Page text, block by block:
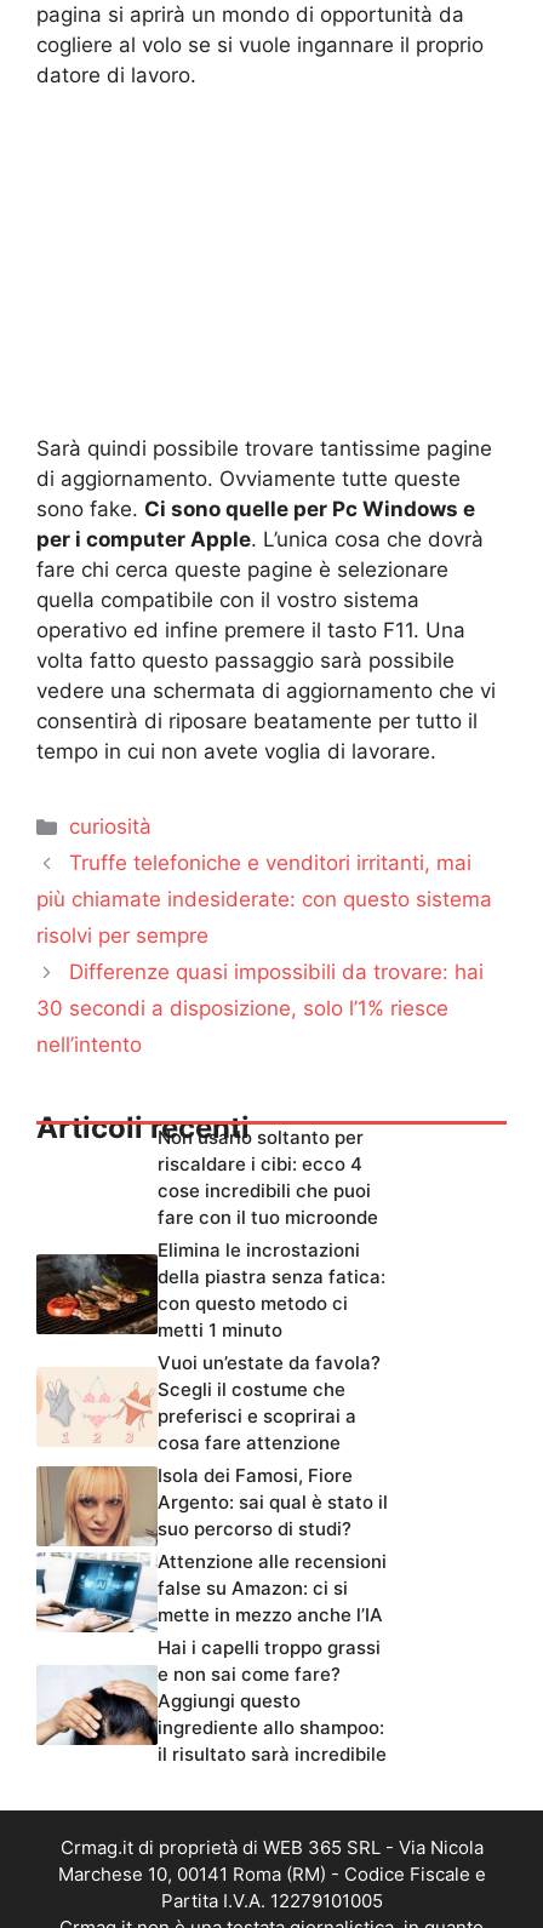
pagina si aprirà un mondo di opportunità da
cogliere al volo se si vuole ingannare il proprio
datore di lavoro.
Sarà quindi possibile trovare tantissime pagine
di aggiornamento. Ovviamente tutte queste
sono fake. Ci sono quelle per Pc Windows e
per i computer Apple. L’unica cosa che dovrà
fare chi cerca queste pagine è selezionare
quella compatibile con il vostro sistema
operativo ed infine premere il tasto F11. Una
volta fatto questo passaggio sarà possibile
vedere una schermata di aggiornamento che vi
consentirà di riposare beatamente per tutto il
tempo in cui non avete voglia di lavorare.
Categorie
curiosità
Truffe telefoniche e venditori irritanti, mai
più chiamate indesiderate: con questo sistema
risolvi per sempre
Differenze quasi impossibili da trovare: hai
30 secondi a disposizione, solo l’1% riesce
nell’intento
Articoli recentiNon usarlo soltanto per
riscaldare i cibi: ecco 4
cose incredibili che puoi
fare con il tuo microonde
Elimina le incrostazioni
della piastra senza fatica:
con questo metodo ci
metti 1 minuto
Vuoi un’estate da favola?
Scegli il costume che
preferisci e scoprirai a
cosa fare attenzione
Isola dei Famosi, Fiore
Argento: sai qual è stato il
suo percorso di studi?
Attenzione alle recensioni
false su Amazon: ci si
mette in mezzo anche l’IA
Hai i capelli troppo grassi
e non sai come fare?
Aggiungi questo
ingrediente allo shampoo:
il risultato sarà incredibile
Crmag.it di proprietà di WEB 365 SRL - Via Nicola
Marchese 10, 00141 Roma (RM) - Codice Fiscale e
Partita I.V.A. 12279101005